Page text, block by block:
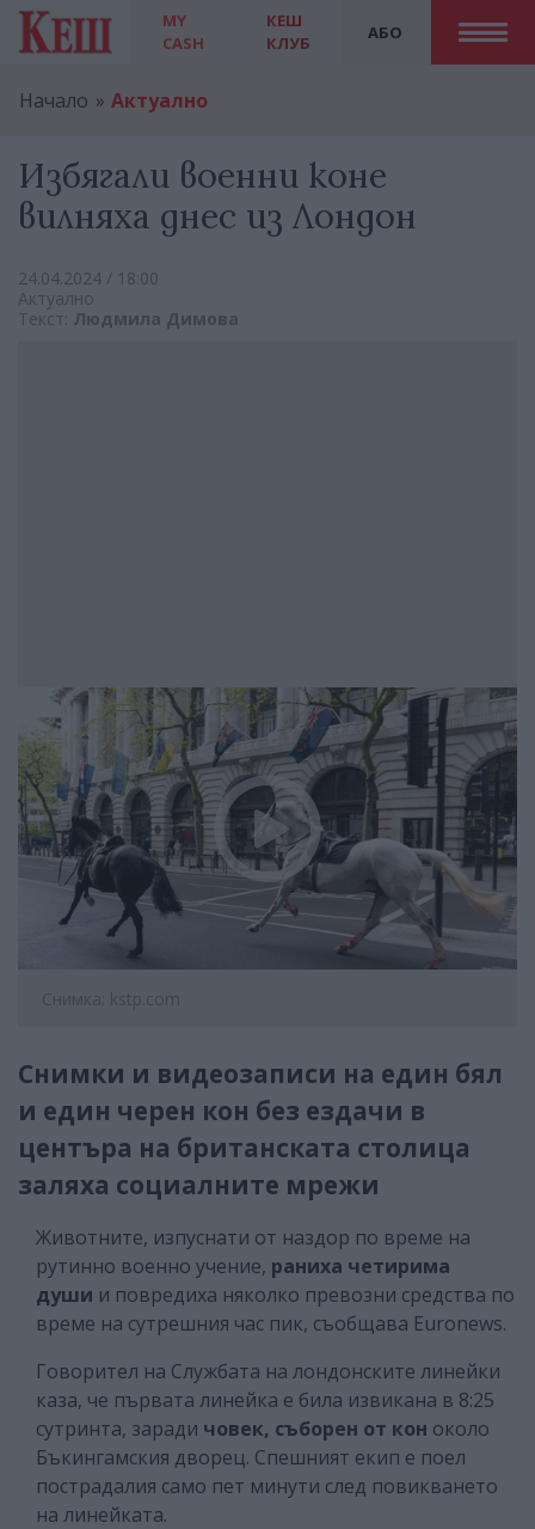
MY
CASH
АБО
КЕШ
КЛУБ
Начало Актуално
Избягали военни коне
вилняха днес из Лондон
24.04.2024 / 18:00
Актуално
Текст: Людмила Димова
Снимка: kstp.com
Снимки и видеозаписи на един бял
и един черен кон без ездачи в
центъра на британската столица
заляха социалните мрежи
Животните, изпуснати от наздор по време на
рутинно военно учение, раниха четирима
души и повредиха няколко превозни средства по
време на сутрешния час пик, съобщава Euronews.
Говорител на Службата на лондонските линейки
каза, че първата линейка е била извикана в 8:25
сутринта, заради човек, съборен от кон около
Бъкингамския дворец. Спешният екип е поел
пострадалия само пет минути след повикването
на линейката.